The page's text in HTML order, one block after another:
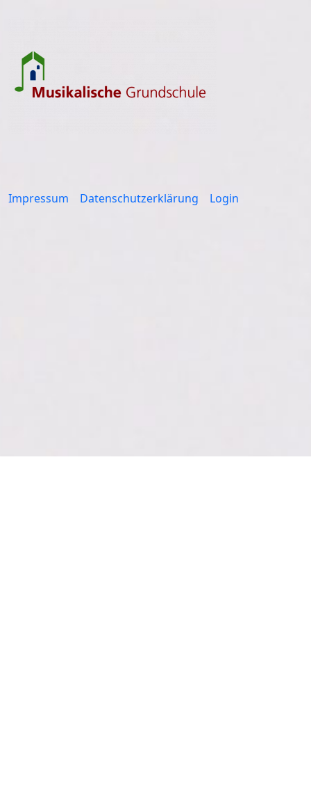
Impressum Datenschutzerklärung Login